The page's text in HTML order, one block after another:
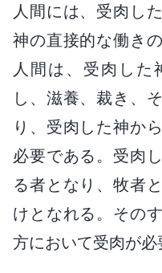
人間には、受肉し
神の直接的な働き
人間は、受肉した
し、滋養、裁き、
り、受肉した神か
必要である。受肉
る者となり、牧者
けとなれる。その
方において受肉が必